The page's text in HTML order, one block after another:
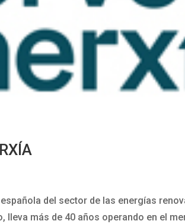
del sector de las energías
lleva más de 40 años operando en el